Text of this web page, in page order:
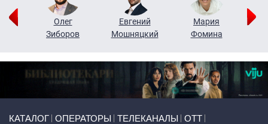
Олег
Зиборов
Евгений
Мошняцкий
Мария
Фомина
КАТАЛОГ ОПЕРАТОРЫ ТЕЛЕКАНАЛЫ ОТТ